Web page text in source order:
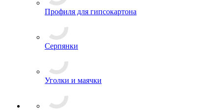
Профиля для гипсокартона
Серпянки
Уголки и маячки